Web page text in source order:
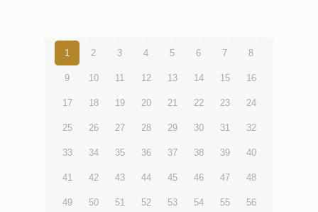
1 2 3 4 5 6 7 8
9 10 11 12 13 14 15 16
17 18 19 20 21 22 23 24
25 26 27 28 29 30 31 32
33 34 35 36 37 38 39 40
41 42 43 44 45 46 47 48
49 50 51 52 53 54 55 56